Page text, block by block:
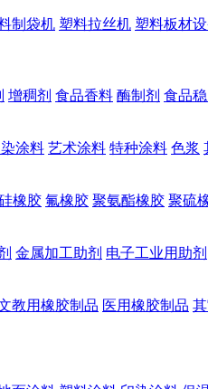
制袋机 塑料拉丝机 塑料板材
增稠剂 食品香料 酶制剂 食品稳
涂料 艺术涂料 特种涂料 色浆
橡胶 氟橡胶 聚氨酯橡胶 聚硫
金属加工助剂 电子工业用助剂
教用橡胶制品 医用橡胶制品